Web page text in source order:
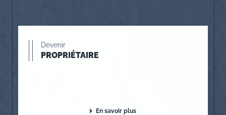
Devenir
PROPRIÉTAIRE
En savoir plus